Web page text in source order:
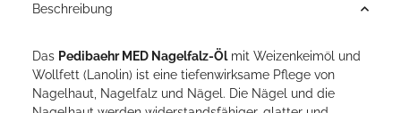
Beschreibung
Das Pedibaehr MED Nagelfalz-Ölmit Weizenkeimöl und
Wollfett (Lanolin) ist eine tiefenwirksame Pflege von
Nagelhaut, Nagelfalz und Nägel. Die Nägel und die